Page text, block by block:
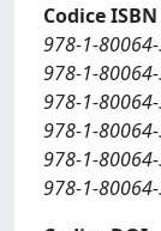
Codice ISBN
978-1-
978-1-
978-1-
978-1-
978-1-
978-1-